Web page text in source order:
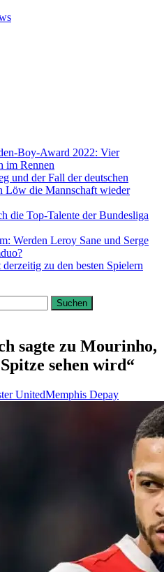
Boy-Award 2022: Vier
im Rennen
und der Fall der deutschen
Löw die Mannschaft wieder
die Top-Talente der Bundesliga
Werden Leroy Sane und Serge
zu den besten Spielern
sagte zu Mourinho,
sehen wird“
UnitedMemphis Depay